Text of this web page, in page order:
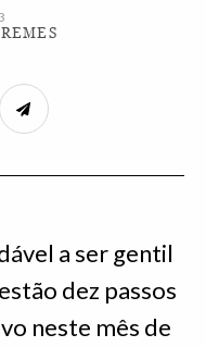
a ser gentil
dez passos
neste mês de